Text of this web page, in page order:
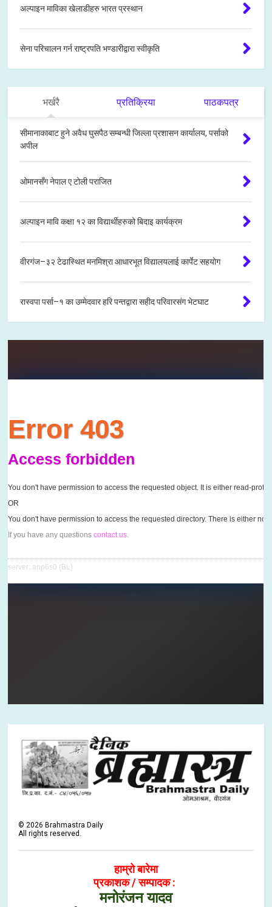
अल्पाइन माविका खेलाडीहरु भारत प्रस्थान
सेना परिचालन गर्न राष्ट्रपति भण्डारीद्वारा स्वीकृति
भर्खरै प्रतिक्रिया पाठकपत्र
सीमानाकाबाट हुने अवैध घुसपैठ सम्बन्धी जिल्ला प्रशासन कार्यालय, पर्साको
अपील
ओमानसँग नेपाल ए टोली पराजित
अल्पाइन मावि कक्षा १२ का विद्यार्थीहरुको बिदाइ कार्यक्रम
वीरगंज–३२ टेढास्थित मनमिश्रा आधारभूत विद्यालयलाई कार्पेट सहयोग
रास्वपा पर्सा–१ का उम्मेदवार हरि पन्तद्वारा सहीद परिवारसंग भेटघाट
©2026 Brahmastra Daily
All rights reserved.
हाम्रो बारेमा
प्रकाशक / सम्पादक :
मनोरंजन यादव